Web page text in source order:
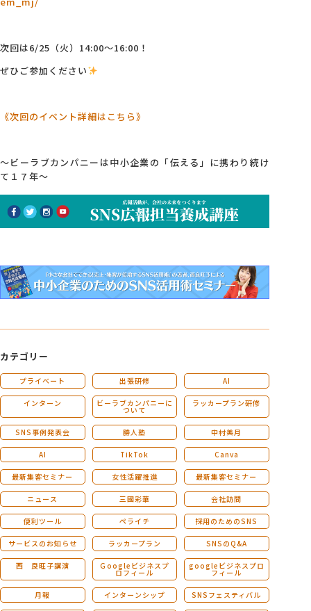
次回は6/25（火）14:00～16:00！
ぜひご参加ください
《次回のイベント詳細はこちら》
～ビーラブカンパニーは中小企業の「伝える」に携わり続け
て１７年～
カテゴリー
プライベート 出張研修 AI
インターン ビーラブカンパニーに
ついて
ラッカープラン研修
SNS事例発表会 勝人塾 中村美月
AI TikTok Canva
最新集客セミナー 女性活躍推進 最新集客セミナー
ニュース 三國彩華 会社訪問
便利ツール ペライチ 採用のためのSNS
サービスのお知らせ ラッカープラン SNSのQ&A
西 良旺子講演 Ｇoogleビジネスプ
ロフィール
googleビジネスプロ
フィール
月報 インターンシップ SNSフェスティバル